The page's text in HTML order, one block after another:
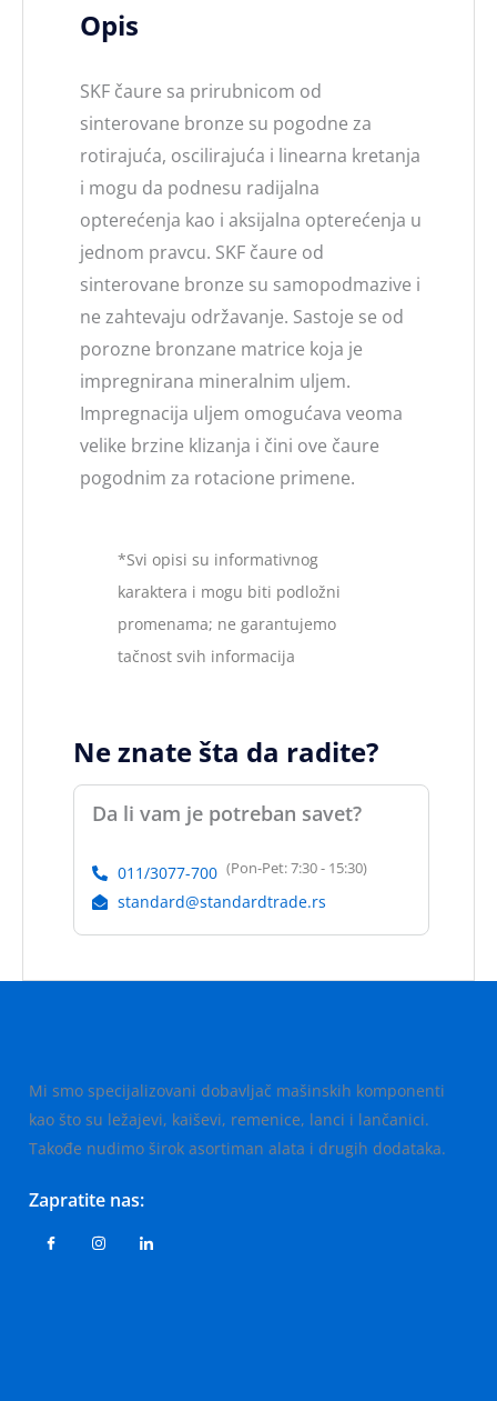
Opis
SKF čaure sa prirubnicom od
sinterovane bronze su pogodne za
rotirajuća, oscilirajuća i linearna kretanja
i mogu da podnesu radijalna
opterećenja kao i aksijalna opterećenja u
jednom pravcu. SKF čaure od
sinterovane bronze su samopodmazive i
ne zahtevaju održavanje. Sastoje se od
porozne bronzane matrice koja je
impregnirana mineralnim uljem.
Impregnacija uljem omogućava veoma
velike brzine klizanja i čini ove čaure
pogodnim za rotacione primene.
*Svi opisi su informativnog
karaktera i mogu biti podložni
promenama; ne garantujemo
tačnost svih informacija
Ne znate šta da radite?
Da li vam je potreban savet?
011/3077-700 (Pon-Pet: 7:30 - 15:30)
standard@standardtrade.rs
Mi smo specijalizovani dobavljač mašinskih komponenti
kao što su ležajevi, kaiševi, remenice, lanci i lančanici.
Takođe nudimo širok asortiman alata i drugih dodataka.
Zapratite nas: